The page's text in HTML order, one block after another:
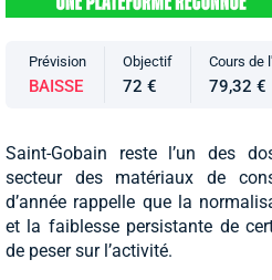
Prévision
BAISSE
Objectif
72 €
Cours de
79,32 €
Saint-Gobain reste l’un des
secteur des matériaux de
d’année rappelle que la
et la faiblesse persistante de
de peser sur l’activité.